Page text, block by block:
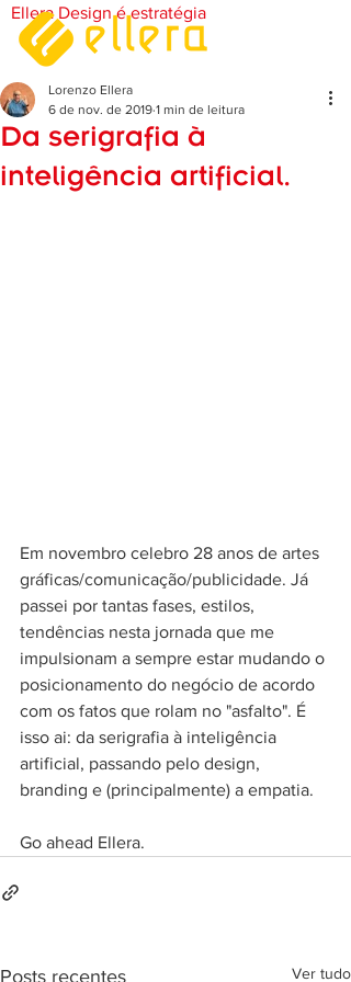
Ellera Design é estratégia
Da serigrafia à
inteligência artificial.
Lorenzo Ellera
6 de nov. de 2019 1 min de leitura
Em novembro celebro 28 anos de artes
gráficas/comunicação/publicidade. Já
passei por tantas fases, estilos,
tendências nesta jornada que me
impulsionam a sempre estar mudando o
posicionamento do negócio de acordo
com os fatos que rolam no "asfalto". É
isso ai: da serigrafia à inteligência
artificial, passando pelo design,
branding e (principalmente) a empatia.
Go ahead Ellera.
Posts recentes Ver tudo